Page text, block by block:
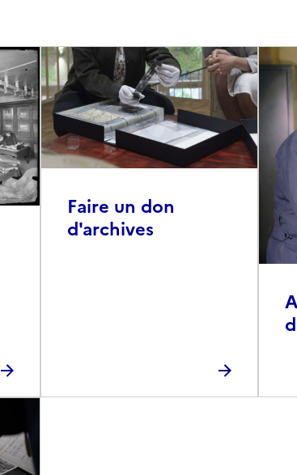
Faire un don
d'archives